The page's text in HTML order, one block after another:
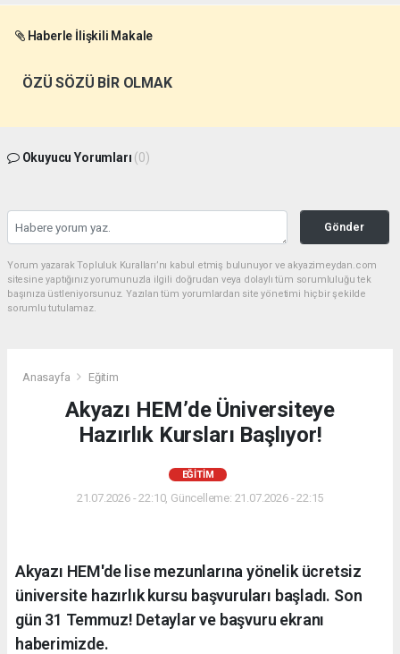
Haberle İlişkili Makale
ÖZÜ SÖZÜ BİR OLMAK
Okuyucu Yorumları (0)
Gönder
Yorum yazarak Topluluk Kuralları’nı kabul etmiş bulunuyor ve akyazimeydan.com
sitesine yaptığınız yorumunuzla ilgili doğrudan veya dolaylı tüm sorumluluğu tek
başınıza üstleniyorsunuz. Yazılan tüm yorumlardan site yönetimi hiçbir şekilde
sorumlu tutulamaz.
Anasayfa Eğitim
Akyazı HEM’de Üniversiteye
Hazırlık Kursları Başlıyor!
EĞITIM
21.07.2026 - 22:10, Güncelleme: 21.07.2026 - 22:15
Akyazı HEM'de lise mezunlarına yönelik ücretsiz
üniversite hazırlık kursu başvuruları başladı. Son
gün 31 Temmuz! Detaylar ve başvuru ekranı
haberimizde.